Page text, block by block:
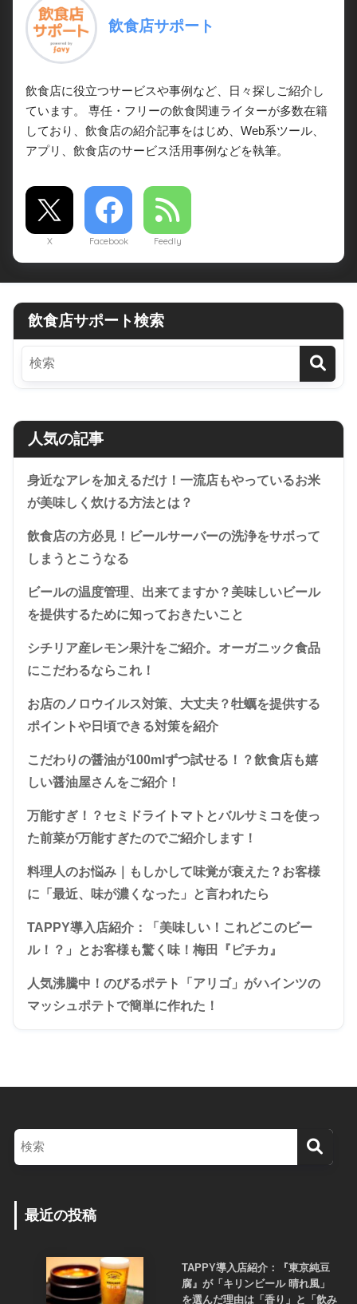
飲食店サポート
飲食店に役立つサービスや事例など、日々探しご紹介し
ています。 専任・フリーの飲食関連ライターが多数在籍
しており、飲食店の紹介記事をはじめ、Web系ツール、
アプリ、飲食店のサービス活用事例などを執筆。
X Facebook Feedly
飲食店サポート検索
人気の記事
身近なアレを加えるだけ！一流店もやっているお米
が美味しく炊ける方法とは？
飲食店の方必見！ビールサーバーの洗浄をサボって
しまうとこうなる
ビールの温度管理、出来てますか？美味しいビール
を提供するために知っておきたいこと
シチリア産レモン果汁をご紹介。オーガニック食品
にこだわるならこれ！
お店のノロウイルス対策、大丈夫？牡蠣を提供する
ポイントや日頃できる対策を紹介
こだわりの醤油が100mlずつ試せる！？飲食店も嬉
しい醤油屋さんをご紹介！
万能すぎ！？セミドライトマトとバルサミコを使っ
た前菜が万能すぎたのでご紹介します！
料理人のお悩み｜もしかして味覚が衰えた？お客様
に「最近、味が濃くなった」と言われたら
TAPPY導入店紹介：「美味しい！これどこのビー
ル！？」とお客様も驚く味！梅田『ピチカ』
人気沸騰中！のびるポテト「アリゴ」がハインツの
マッシュポテトで簡単に作れた！
最近の投稿
TAPPY導入店紹介：『東京純豆
腐』が「キリンビール 晴れ風」
を選んだ理由は「香り」と「飲み